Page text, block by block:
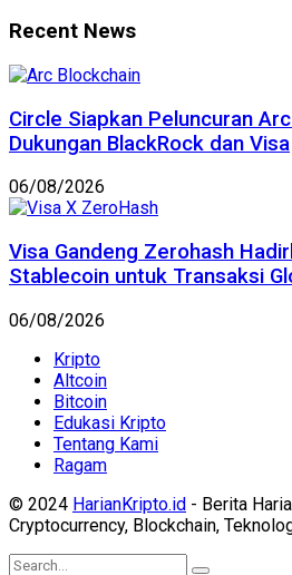
Recent News
Circle Siapkan Peluncuran
Dukungan BlackRock dan Visa
06/08/2026
Visa Gandeng Zerohash
Stablecoin untuk Transaksi
06/08/2026
Kripto
Altcoin
Bitcoin
Edukasi Kripto
Tentang Kami
Ragam
© 2024 HarianKripto.id - Berita
Cryptocurrency, Blockchain,